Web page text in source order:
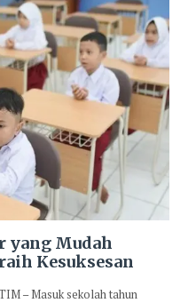
yang Mudah
Kesuksesan
– Masuk sekolah tahun